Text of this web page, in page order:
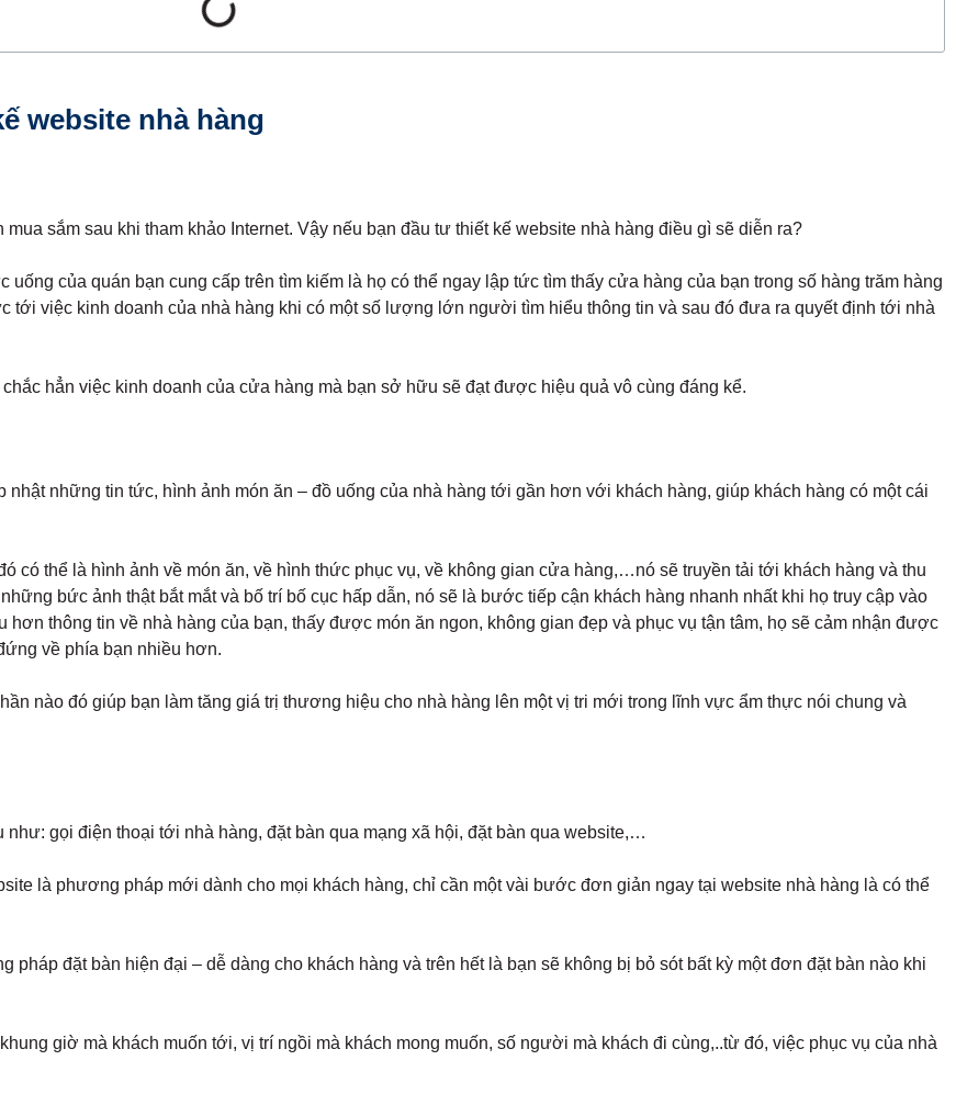
website nhà hàng
sắm sau khi tham khảo Internet. Vậy nếu bạn đầu tư thiết kế website nhà hàng điều gì sẽ diễn ra?
của quán bạn cung cấp trên tìm kiếm là họ có thể ngay lập tức tìm thấy cửa hàng của bạn trong số hàng trăm hàng
việc kinh doanh của nhà hàng khi có một số lượng lớn người tìm hiểu thông tin và sau đó đưa ra quyết định tới nhà
hẳn việc kinh doanh của cửa hàng mà bạn sở hữu sẽ đạt được hiệu quả vô cùng đáng kể.
những tin tức, hình ảnh món ăn – đồ uống của nhà hàng tới gần hơn với khách hàng, giúp khách hàng có một cái
có thể là hình ảnh về món ăn, về hình thức phục vụ, về không gian cửa hàng,…nó sẽ truyền tải tới khách hàng và thu
bức ảnh thật bắt mắt và bố trí bố cục hấp dẫn, nó sẽ là bước tiếp cận khách hàng nhanh nhất khi họ truy cập vào
thông tin về nhà hàng của bạn, thấy được món ăn ngon, không gian đẹp và phục vụ tận tâm, họ sẽ cảm nhận được
về phía bạn nhiều hơn.
nào đó giúp bạn làm tăng giá trị thương hiệu cho nhà hàng lên một vị tri mới trong lĩnh vực ẩm thực nói chung và
gọi điện thoại tới nhà hàng, đặt bàn qua mạng xã hội, đặt bàn qua website,…
là phương pháp mới dành cho mọi khách hàng, chỉ cần một vài bước đơn giản ngay tại website nhà hàng là có thể
đặt bàn hiện đại – dễ dàng cho khách hàng và trên hết là bạn sẽ không bị bỏ sót bất kỳ một đơn đặt bàn nào khi
giờ mà khách muốn tới, vị trí ngồi mà khách mong muốn, số người mà khách đi cùng,..từ đó, việc phục vụ của nhà